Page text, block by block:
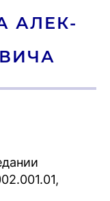
АЛЕК­